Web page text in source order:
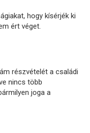
hogy kísérjék ki
ért véget.
részvételét a családi
nincs több
joga a